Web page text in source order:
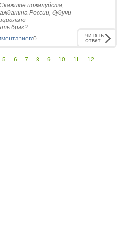
пожалуйста,
России, будучи
брак?...
0 читать
ответ
5 6 7 8 9 10 11
12